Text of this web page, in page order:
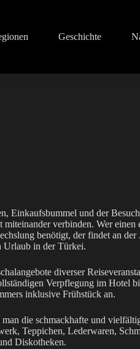
Geschichte
Einkaufsbummel und der
verbinden. Wer einen
benötigt, der findet an der
Urlaub in der Türkei.
diverser
Verpflegung im Hotel
inklusive Frühstück an.
die schmackhafte und
Teppichen, Lederwaren,
Diskotheken.